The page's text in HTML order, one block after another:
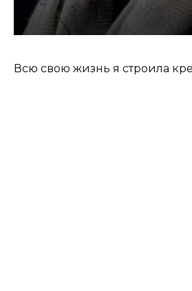
Всю свою жизнь я строила